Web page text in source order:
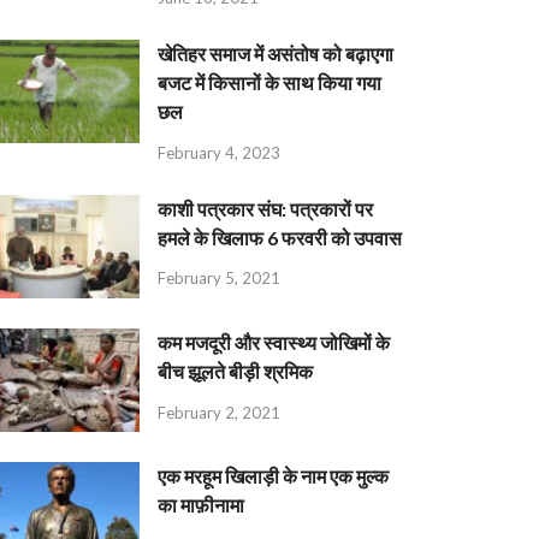
खेतिहर समाज में असंतोष को बढ़ाएगा
बजट में किसानों के साथ किया गया
छल
February 4, 2023
काशी पत्रकार संघ: पत्रकारों पर
हमले के खिलाफ 6 फरवरी को उपवास
February 5, 2021
कम मजदूरी और स्वास्थ्य जोखिमों के
बीच झूलते बीड़ी श्रमिक
February 2, 2021
एक मरहूम खिलाड़ी के नाम एक मुल्क
का माफ़ीनामा